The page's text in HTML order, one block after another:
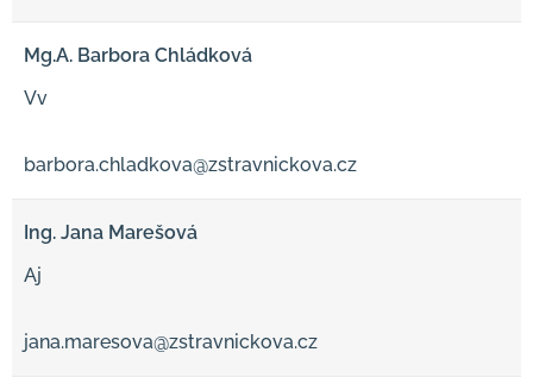
Mg.A. Barbora Chládková
Vv
barbora.chladkova@zstravnickova.cz
Ing. Jana Marešová
Aj
jana.maresova@zstravnickova.cz